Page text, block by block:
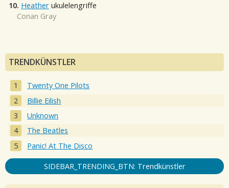
10. Heather ukulelengriffe
Conan Gray
TRENDKÜNSTLER
Twenty One Pilots
Billie Eilish
Unknown
The Beatles
Panic! At The Disco
SIDEBAR_TRENDING_BTN: Trendkünstler